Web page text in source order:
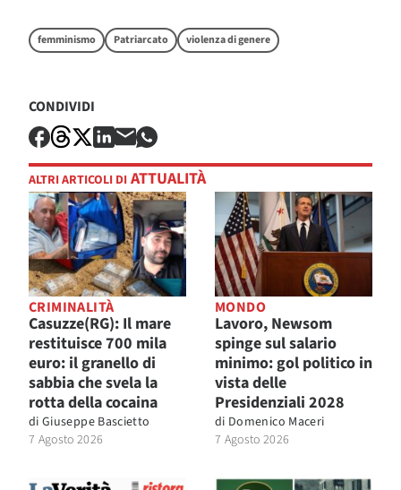
femminismo Patriarcato violenza di genere
CONDIVIDI
ALTRI ARTICOLI DI ATTUALITÀ
CRIMINALITÀ
Casuzze(RG): Il mare
restituisce 700 mila
euro: il granello di
sabbia che svela la
rotta della cocaina
di Giuseppe Bascietto
7 Agosto 2026
MONDO
Lavoro, Newsom
spinge sul salario
minimo: gol politico in
vista delle
Presidenziali 2028
di Domenico Maceri
7 Agosto 2026